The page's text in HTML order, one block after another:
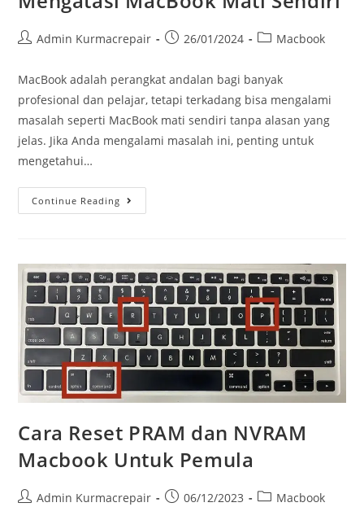
Admin Kurmacrepair 26/01/2024 Macbook
MacBook adalah perangkat andalan bagi banyak
profesional dan pelajar, tetapi terkadang bisa mengalami
masalah seperti MacBook mati sendiri tanpa alasan yang
jelas. Jika Anda mengalami masalah ini, penting untuk
mengetahui…
Continue Reading
Cara Reset PRAM dan NVRAM
Macbook Untuk Pemula
Admin Kurmacrepair 06/12/2023 Macbook